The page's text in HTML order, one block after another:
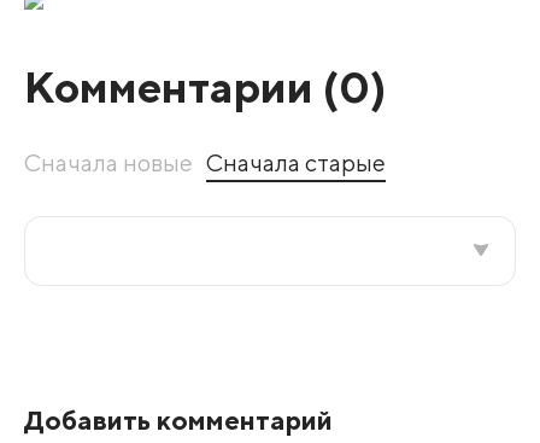
Комментарии (0)
Сначала новые Сначала старые
Добавить комментарий